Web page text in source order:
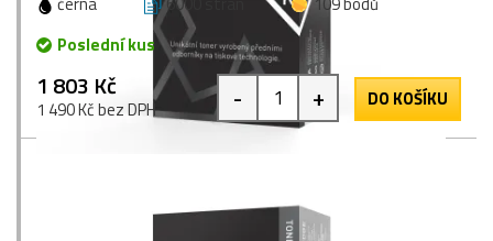
Poslední kus
1 803 Kč
1 490 Kč bez DPH - + DO KOŠÍKU